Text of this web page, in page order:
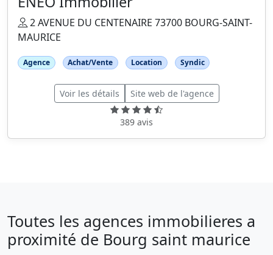
2 AVENUE DU CENTENAIRE 73700 BOURG-SAINT-
MAURICE
Agence Achat/Vente Location Syndic
Voir les détails Site web de l'agence
389 avis
Toutes les agences immobilieres a
proximité de Bourg saint maurice